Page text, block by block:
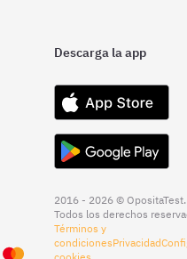
Descarga la app
2016 - 2026 © OpositaTest.
Todos los derechos
Términos y
condicionesPrivacidad